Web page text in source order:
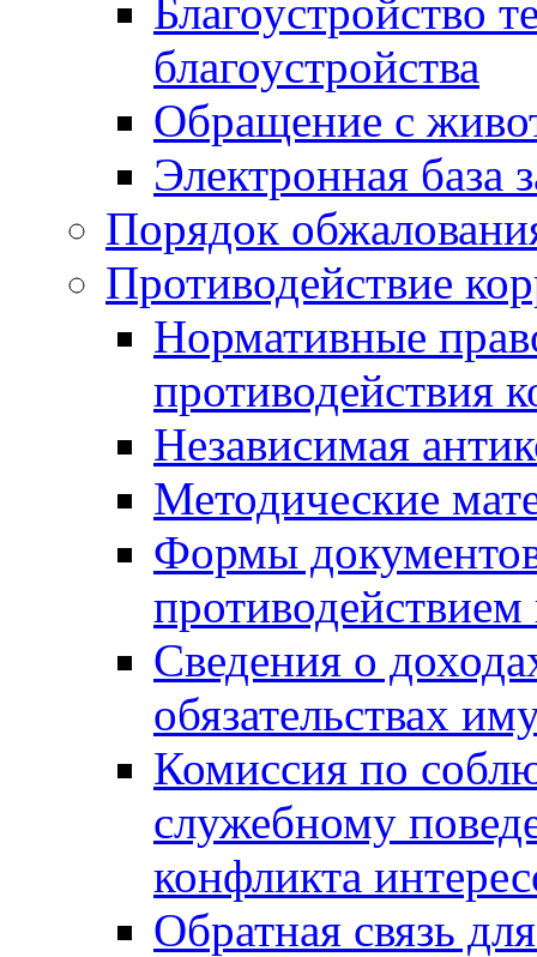
Благоустройство
благоустройства
Обращение с
Электронная база
Порядок
Противодействие
Нормативные
противодействия
Независимая
Методические
Формы
Сведения о
обязательствах
Комиссия по
служебному
конфликта
Обратная связь